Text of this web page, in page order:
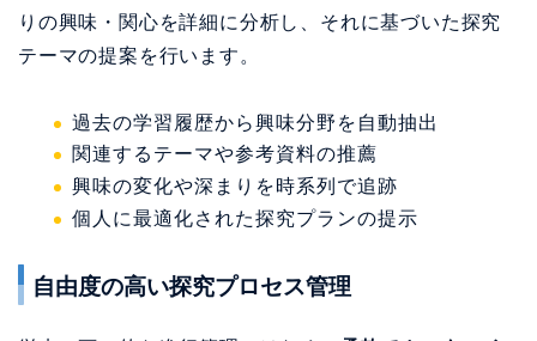
りの興味・関心を詳細に分析し、それに基づいた探究
テーマの提案を行います。
過去の学習履歴から興味分野を自動抽出
関連するテーマや参考資料の推薦
興味の変化や深まりを時系列で追跡
個人に最適化された探究プランの提示
自由度の高い探究プロセス管理